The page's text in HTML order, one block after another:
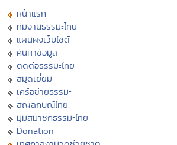
หน้าแรก
ทีมงานธรรมะไทย
แผนผังเว็บไซต์
ค้นหาข้อมูล
ติดต่อธรรมะไทย
สมุดเยี่ยม
เครือข่ายธรรมะ
สัญลักษณ์ไทย
มุมสมาชิกธรรมะไทย
Donation